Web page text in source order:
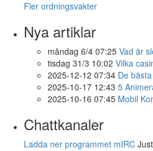
Fler ordningsvakter
Nya artiklar
måndag 6/4 07:25 Vad är
tisdag 31/3 10:02 Vilka
2025-12-12 07:34 De
2025-10-17 12:43 5
2025-10-16 07:45 Mobil
Chattkanaler
Ladda ner programmet mIRC